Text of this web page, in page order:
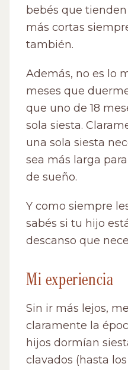
bebés que
más cortas
también.
Además, no es lo
meses que
que uno de 18
sola siesta.
una sola siesta
sea más larga
de sueño.
Y como siempre
sabés si tu hijo
descanso que
Mi experiencia
Sin ir más lejos,
claramente la
hijos dormían
clavados (hasta